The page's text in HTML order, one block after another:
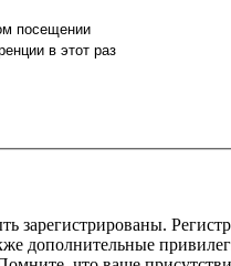
посещении
в этот раз
дополнительные